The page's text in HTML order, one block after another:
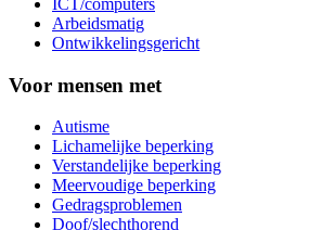
ICT/computers
Arbeidsmatig
Ontwikkelingsgericht
Voor mensen met
Autisme
Lichamelijke beperking
Verstandelijke beperking
Meervoudige beperking
Gedragsproblemen
Doof/slechthorend